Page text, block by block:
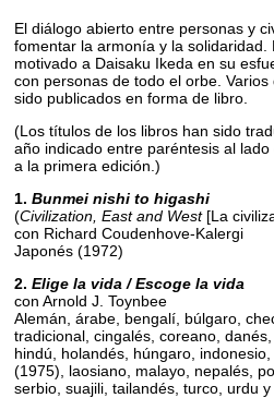
El diálogo abierto entre personas y
fomentar la armonía y la solidaridad.
motivado a Daisaku Ikeda en su
con personas de todo el orbe.
sido publicados en forma de libro.
(Los títulos de los libros han sido
año indicado entre paréntesis al
a la primera edición.)
1.Bunmei nishi to higashi
(Civilization, East and West[La
con Richard Coudenhove-Kalergi
Japonés (1972)
2.Elige la vida / Escoge la vida
con Arnold J. Toynbee
Alemán, árabe, bengalí, búlgaro,
tradicional, cingalés, coreano,
hindú, holandés, húngaro,
(1975), laosiano, malayo, nepalés,
serbio, suajili, tailandés, turco, urdu